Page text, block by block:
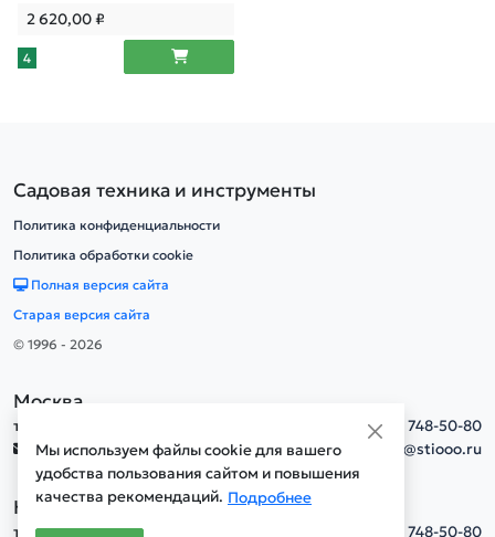
2 620,00₽
4
Мы используем файлы cookie для вашего
удобства пользования сайтом и повышения
качества рекомендаций. Подробнее
Садовая техника и инструменты
Политика конфиденциальности
Политика обработки cookie
Полная версия сайта
Старая версия сайта
© 1996 - 2026
Москва
тел.
+7(495) 748-50-80
info@stiooo.ru
Новосибирск
тел. +7(495) 748-50-80